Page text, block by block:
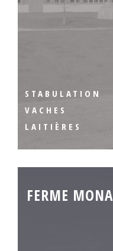
STABULATION
VACHES
LAITIÈRES
FERME